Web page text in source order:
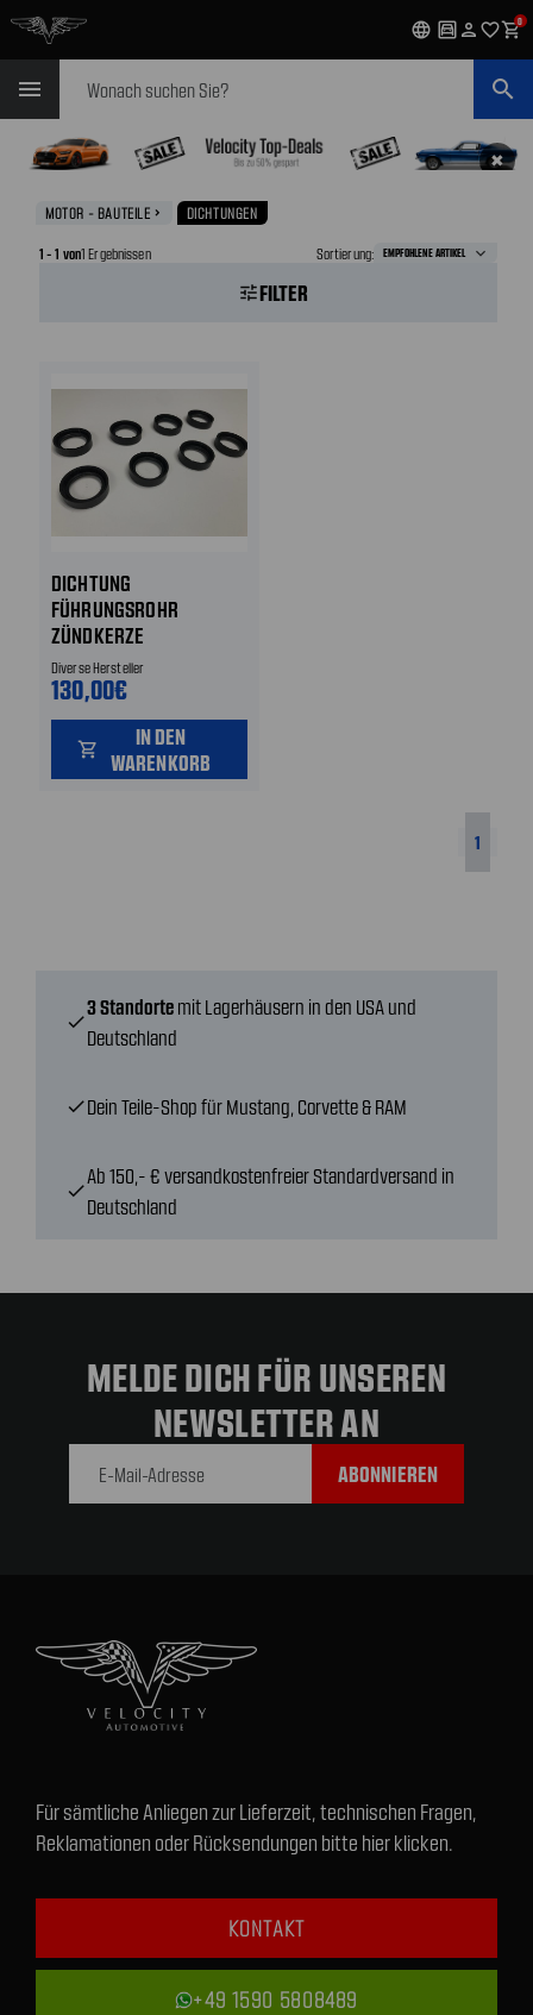
language garage person favorite_outlineshopping_cart0
menu search
✖
MOTOR - BAUTEILE navigate_next DICHTUNGEN
1 - 1 von1 Ergebnissen Sortierung:
tuneFILTER
DICHTUNG
FÜHRUNGSROHR
ZÜNDKERZE
VENTILDECKEL
Diverse Hersteller
130,00€
shopping_cart
IN DEN
WARENKORB
1
check
3 Standorte mit Lagerhäusern in den USA und
Deutschland
checkDein Teile-Shop für Mustang, Corvette & RAM
check
Ab 150,- € versandkostenfreier Standardversand in
Deutschland
MELDE DICH FÜR UNSEREN
NEWSLETTER AN
Für sämtliche Anliegen zur Lieferzeit, technischen Fragen,
Reklamationen oder Rücksendungen bitte hier klicken.
KONTAKT
+49 1590 5808489